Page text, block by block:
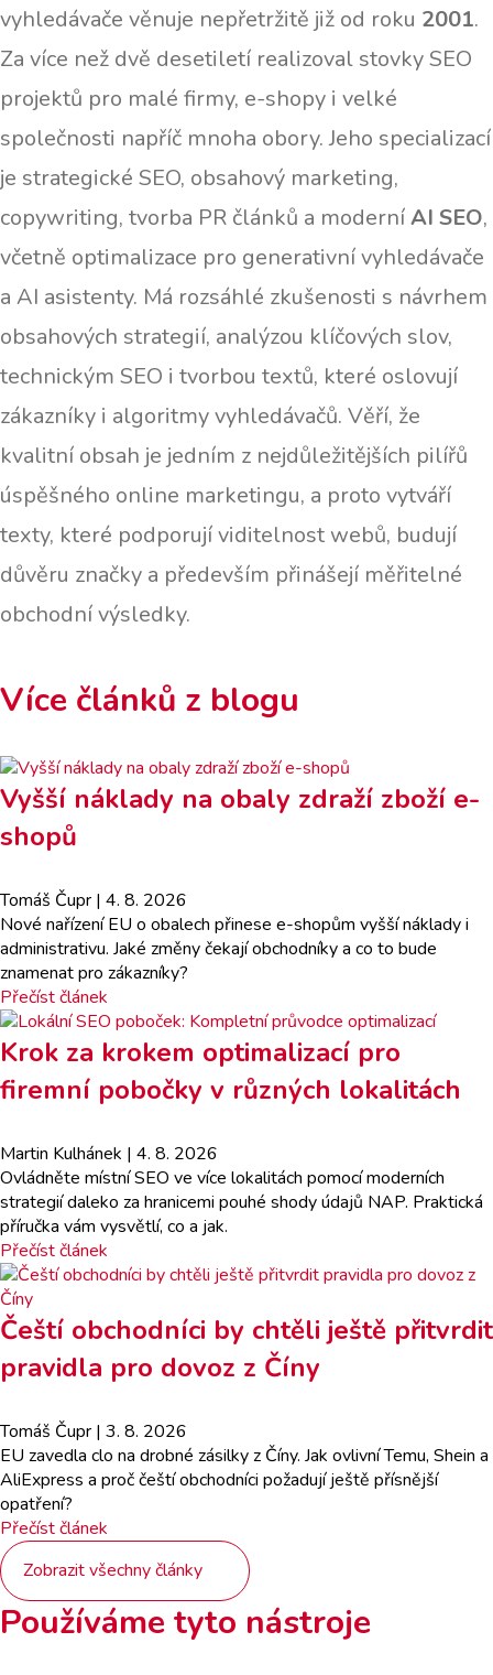
vyhledávače věnuje nepřetržitě již od roku 2001.
Za více než dvě desetiletí realizoval stovky SEO
projektů pro malé firmy, e-shopy i velké
společnosti napříč mnoha obory. Jeho specializací
je strategické SEO, obsahový marketing,
copywriting, tvorba PR článků a moderníAI SEO,
včetně optimalizace pro generativní vyhledávače
a AI asistenty. Má rozsáhlé zkušenosti s návrhem
obsahových strategií, analýzou klíčových slov,
technickým SEO i tvorbou textů, které oslovují
zákazníky i algoritmy vyhledávačů. Věří, že
kvalitní obsah je jedním z nejdůležitějších pilířů
úspěšného online marketingu, a proto vytváří
texty, které podporují viditelnost webů, budují
důvěru značky a především přinášejí měřitelné
obchodní výsledky.
Více článků z blogu
Vyšší náklady na obaly zdraží zboží e-
shopů
Tomáš Čupr | 4. 8. 2026
Nové nařízení EU o obalech přinese e-shopům vyšší náklady i
administrativu. Jaké změny čekají obchodníky a co to bude
znamenat pro zákazníky?
Přečíst článek
Krok za krokem optimalizací pro
firemní pobočky v různých lokalitách
Martin Kulhánek | 4. 8. 2026
Ovládněte místní SEO ve více lokalitách pomocí moderních
strategií daleko za hranicemi pouhé shody údajů NAP. Praktická
příručka vám vysvětlí, co a jak.
Přečíst článek
Čeští obchodníci by chtěli ještě přitvrdit
pravidla pro dovoz z Číny
Tomáš Čupr | 3. 8. 2026
EU zavedla clo na drobné zásilky z Číny. Jak ovlivní Temu, Shein a
AliExpress a proč čeští obchodníci požadují ještě přísnější
opatření?
Přečíst článek
Zobrazit všechny články
Používáme tyto nástroje